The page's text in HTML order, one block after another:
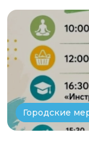
Городские